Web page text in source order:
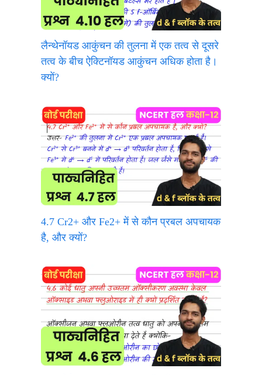
लैन्थेनॉयड आकुंचन की तुलना में एक तत्व से दूसरे
तत्व के बीच ऐक्टिनॉयड आकुंचन अधिक होता है।
क्यों?
4.7 Cr2+ और Fe2+ में से कौन प्रबल अपचायक
है, और क्यों?